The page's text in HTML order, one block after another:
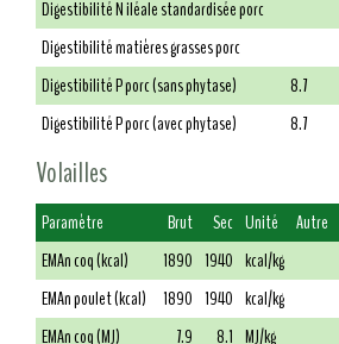
Digestibilité N iléale standardisée porc
Digestibilité matières grasses porc
Digestibilité P porc (sans phytase)
8.7
Digestibilité P porc (avec phytase)
8.7
Volailles
Paramètre Brut Sec Unité Autre
EMAn coq (kcal)
1890 1940 kcal/kg
EMAn poulet (kcal)
1890 1940 kcal/kg
EMAn coq (MJ)
7.9 8.1 MJ/kg